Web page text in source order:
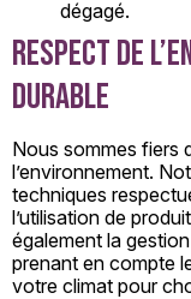
dégagé.
Respect de
durable
Nous sommes fiers
l’environnement.
techniques
l’utilisation de
également la
prenant en compte
votre climat pour